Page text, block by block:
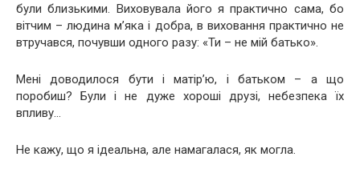
були близькими. Виховувала його я практично сама, бо
вітчим – людина м’яка і добра, в виховання практично не
втручався, почувши одного разу: «Ти – не мій батько».
Мені доводилося бути і матір’ю, і батьком – а що
поробиш? Були і не дуже хороші друзі, небезпека їх
впливу…
Не кажу, що я ідеальна, але намагалася, як могла.